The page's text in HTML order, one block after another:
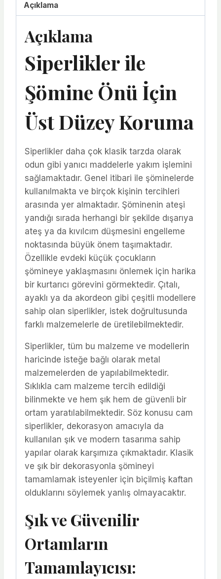
Açıklama
Açıklama
Siperlikler ile
Şömine Önü İçin
Üst Düzey Koruma
Siperlikler daha çok klasik tarzda olarak
odun gibi yanıcı maddelerle yakım işlemini
sağlamaktadır. Genel itibari ile şöminelerde
kullanılmakta ve birçok kişinin tercihleri
arasında yer almaktadır. Şöminenin ateşi
yandığı sırada herhangi bir şekilde dışarıya
ateş ya da kıvılcım düşmesini engelleme
noktasında büyük önem taşımaktadır.
Özellikle evdeki küçük çocukların
şömineye yaklaşmasını önlemek için harika
bir kurtarıcı görevini görmektedir. Çıtalı,
ayaklı ya da akordeon gibi çeşitli modellere
sahip olan siperlikler, istek doğrultusunda
farklı malzemelerle de üretilebilmektedir.
Siperlikler, tüm bu malzeme ve modellerin
haricinde isteğe bağlı olarak metal
malzemelerden de yapılabilmektedir.
Sıklıkla cam malzeme tercih edildiği
bilinmekte ve hem şık hem de güvenli bir
ortam yaratılabilmektedir. Söz konusu cam
siperlikler, dekorasyon amacıyla da
kullanılan şık ve modern tasarıma sahip
yapılar olarak karşımıza çıkmaktadır. Klasik
ve şık bir dekorasyonla şömineyi
tamamlamak isteyenler için biçilmiş kaftan
olduklarını söylemek yanlış olmayacaktır.
Şık ve Güvenilir
Ortamların
Tamamlayıcısı: